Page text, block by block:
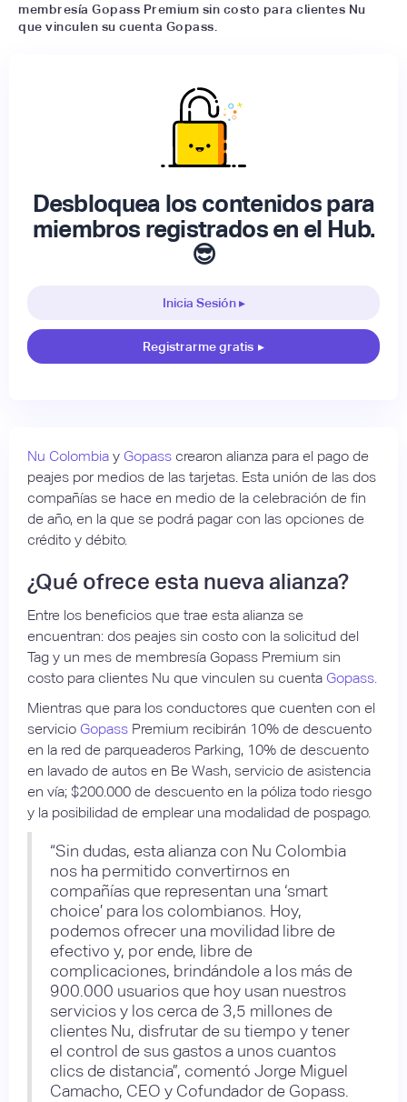
membresía Gopass Premium sin costo para clientes Nu
que vinculen su cuenta Gopass.
Desbloquea los contenidos para
miembros registrados en el Hub.
😎
Inicia Sesión ▸
Registrarme gratis ▸
Nu Colombia y Gopass crearon alianza para el pago de
peajes por medios de las tarjetas. Esta unión de las dos
compañías se hace en medio de la celebración de fin
de año, en la que se podrá pagar con las opciones de
crédito y débito.
¿Qué ofrece esta nueva alianza?
Entre los beneficios que trae esta alianza se
encuentran: dos peajes sin costo con la solicitud del
Tag y un mes de membresía Gopass Premium sin
costo para clientes Nu que vinculen su cuenta Gopass.
Mientras que para los conductores que cuenten con el
servicio Gopass Premium recibirán 10% de descuento
en la red de parqueaderos Parking, 10% de descuento
en lavado de autos en Be Wash, servicio de asistencia
en vía; $200.000 de descuento en la póliza todo riesgo
y la posibilidad de emplear una modalidad de pospago.
“Sin dudas, esta alianza con Nu Colombia
nos ha permitido convertirnos en
compañías que representan una ‘smart
choice’ para los colombianos. Hoy,
podemos ofrecer una movilidad libre de
efectivo y, por ende, libre de
complicaciones, brindándole a los más de
900.000 usuarios que hoy usan nuestros
servicios y los cerca de 3,5 millones de
clientes Nu, disfrutar de su tiempo y tener
el control de sus gastos a unos cuantos
clics de distancia”, comentó Jorge Miguel
Camacho, CEO y Cofundador de Gopass.